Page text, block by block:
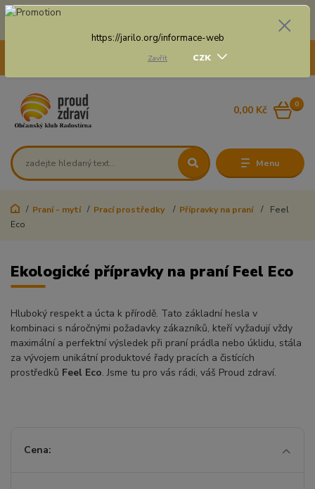
Doprava zdarma na některé druhy dopravy při nákupu
Menu
CZK
0
0,00 Kč
Praní - mytí Prací prostředky Přípravky na praní
Feel
Eco
Ekologické přípravky na praní Feel Eco
Hluboký respekt a úcta k přírodě. Tato základní hesla v
kombinaci s náročnými požadavky zákazníků, kteří vyžadují vždy
maximální a perfektní výsledek při praní prádla nebo úklidu, stála
za vývojem unikátní produktové řady pracích a čistících
prostředků Feel Eco. Jsme tu pro vás rádi, váš Proud zdraví.
Cena:
https://jarilo.org/informace-web
Zavřít